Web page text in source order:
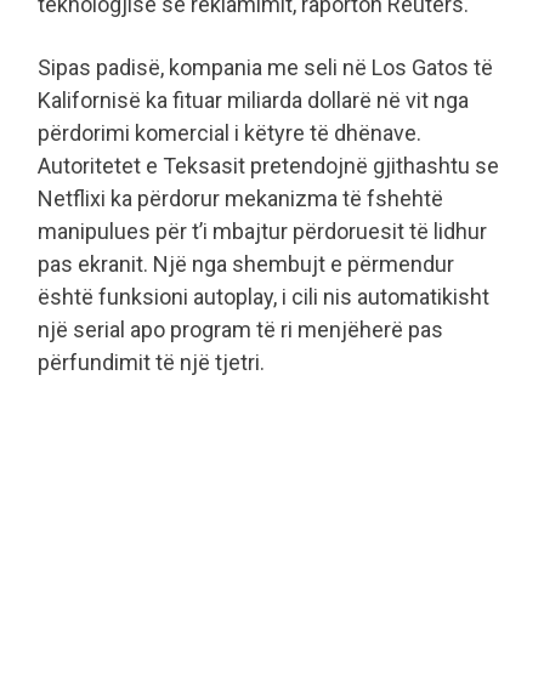
Sipas padisë, kompania me seli në Los Gatos të
Kalifornisë ka fituar miliarda dollarë në vit nga
përdorimi komercial i këtyre të dhënave.
Autoritetet e Teksasit pretendojnë gjithashtu se
Netflixi ka përdorur mekanizma të fshehtë
manipulues për t’i mbajtur përdoruesit të lidhur
pas ekranit. Një nga shembujt e përmendur
është funksioni autoplay, i cili nis automatikisht
një serial apo program të ri menjëherë pas
përfundimit të një tjetri.